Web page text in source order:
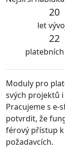
20
let
22
Moduly pro
svých projektů
Pracujeme s e-
potvrdit, že
férový přístup
požadavcích.